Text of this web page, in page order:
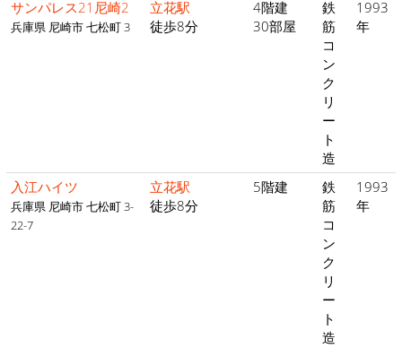
サンパレス21尼崎2
兵庫県 尼崎市 七松町 3
立花駅
徒歩8分
4階建
30部屋
鉄
筋
コ
ン
ク
リ
ー
ト
造
1993
年
入江ハイツ
兵庫県 尼崎市 七松町 3-
22-7
立花駅
徒歩8分
5階建
鉄
筋
コ
ン
ク
リ
ー
ト
造
1993
年